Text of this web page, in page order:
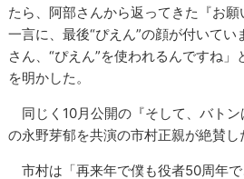
たら、阿部さんから返ってきた『お
一言に、最後“ぴえん”の顔が付いて
さん、“ぴえん”を使われるんですね
を明かした。
同じく10月公開の『そして、バト
の永野芽郁を共演の市村正親が絶賛し
市村は「再来年で僕も役者50周年